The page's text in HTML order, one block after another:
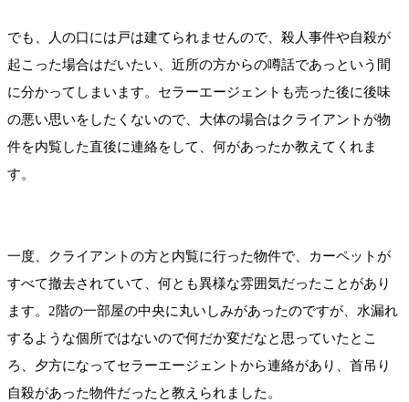
でも、人の口には戸は建てられませんので、殺人事件や自殺が
起こった場合はだいたい、近所の方からの噂話であっという間
に分かってしまいます。セラーエージェントも売った後に後味
の悪い思いをしたくないので、大体の場合はクライアントが物
件を内覧した直後に連絡をして、何があったか教えてくれま
す。
一度、クライアントの方と内覧に行った物件で、カーペットが
すべて撤去されていて、何とも異様な雰囲気だったことがあり
ます。2階の一部屋の中央に丸いしみがあったのですが、水漏れ
するような個所ではないので何だか変だなと思っていたとこ
ろ、夕方になってセラーエージェントから連絡があり、首吊り
自殺があった物件だったと教えられました。